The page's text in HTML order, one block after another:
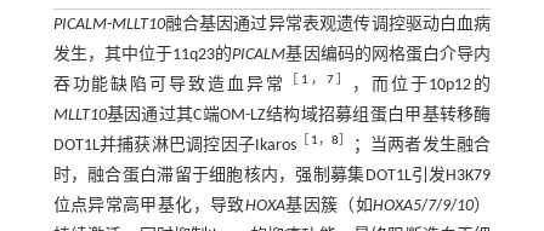
PICALM-MLLT10融合基因通过异常表观遗传调控驱动白血病
发生，其中位于11q23的PICALM基因编码的网格蛋白介导内
吞功能缺陷可导致造血异常
1 ， 7］
，而位于10p12的
MLLT10基因通过其C端OM-LZ结构域招募组蛋白甲基转移酶
DOT1L并捕获淋巴调控因子Ikaros
1，8
；当两者发生融合
时，融合蛋白滞留于细胞核内，强制募集DOT1L引发H3K79
位点异常高甲基化，导致HOXA基因簇（如HOXA5/7/9/10）